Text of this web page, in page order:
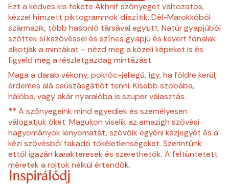
Ezt a kedves kis fekete Akhnif szőnyeget változatos,
kézzel hímzett piktogrammok díszítik. Dél-Marokkóból
származik, több hasonló társával együtt. Natúr gyapjúból
szőttek síkszövéssel és színes gyapjú és kevert fonalak
alkotják a mintákat – nézd meg a közeli képeket is és
figyeld meg a részletgazdag mintázást.
Maga a darab vékony, pokróc-jellegű, így, ha földre kerül,
érdemes alá csúszásgátlót tenni. Kisebb szobába,
hálóba, vagy akár nyaralóba is szuper választás.
** A szőnyegeink mind egyediek és személyesen
válogatjuk őket. Magukon viselik az amazigh szövési
hagyományok lenyomatát, szövőik egyéni kézjegyét és a
kézi szövésből fakadó tökéletlenségeket. Szerintünk
ettől igazán karakteresek és szerethetők. A feltüntetett
méretek a rojtok nélkül értendők.
Inspirálódj